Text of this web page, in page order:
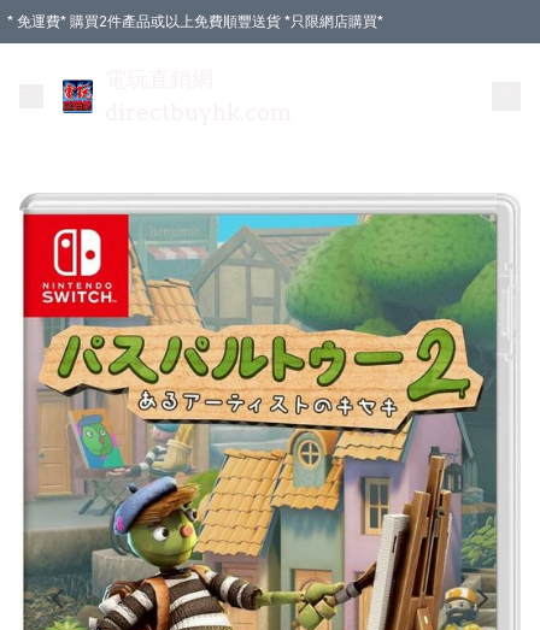
* 免運費* 購買2件產品或以上免費順豐送貨 *只限網店購買*